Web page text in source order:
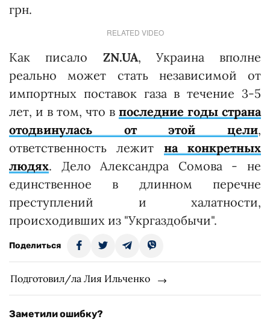
грн.
RELATED VIDEO
Как писало ZN.UA, Украина вполне
реально может стать независимой от
импортных поставок газа в течение 3-5
лет, и в том, что в последние годы страна
отодвинулась от этой цели,
ответственность лежит на конкретных
людях. Дело Александра Сомова - не
единственное в длинном перечне
преступлений и халатности,
происходивших из "Укргаздобычи".
Поделиться
Подготовил/ла Лия Ильченко
Заметили ошибку?